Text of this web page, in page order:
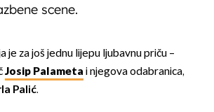
scene.
za još jednu lijepu ljubavnu priču –
Josip Palameta i njegova odabranica,
Palić.